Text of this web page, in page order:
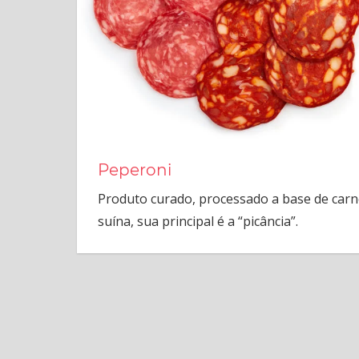
Peperoni
Produto curado, processado a base de
suína, sua principal é a “picância”.